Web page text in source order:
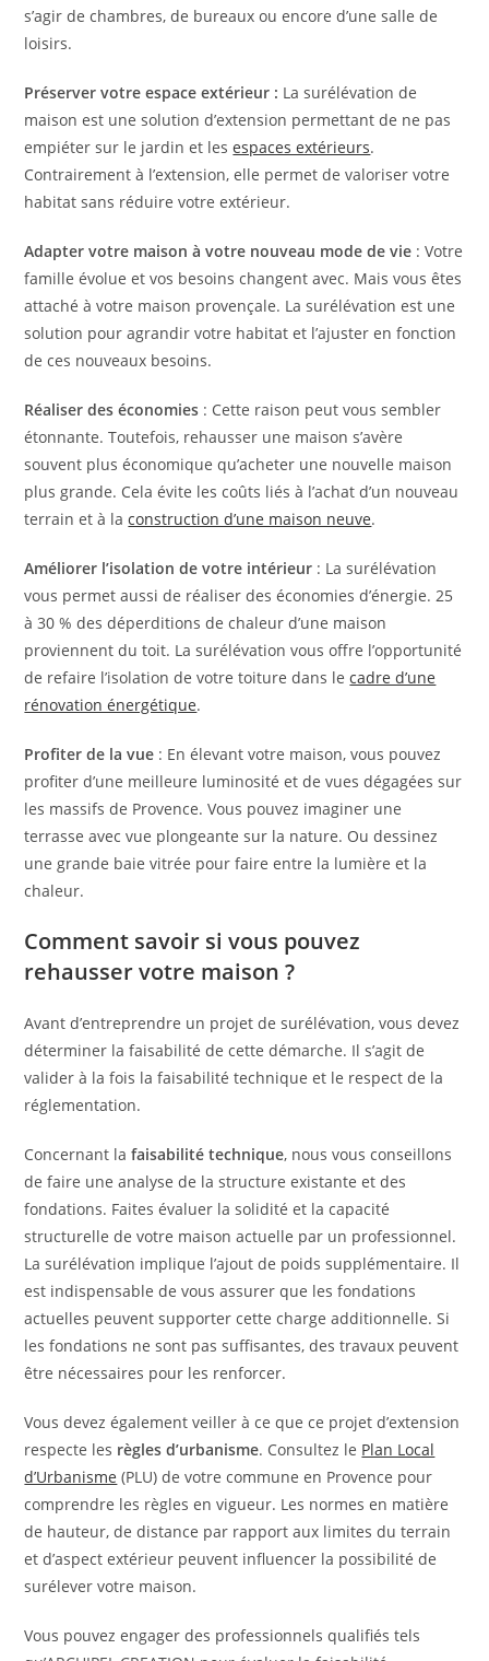
s’agir de chambres, de bureaux ou encore d’une salle de
loisirs.
Préserver votre espace extérieur : La surélévation de
maison est une solution d’extension permettant de ne pas
empiéter sur le jardin et lesespaces extérieurs.
Contrairement à l’extension, elle permet de valoriser votre
habitat sans réduire votre extérieur.
Adapter votre maison à votre nouveau mode de vie : Votre
famille évolue et vos besoins changent avec. Mais vous êtes
attaché à votre maison provençale. La surélévation est une
solution pour agrandir votre habitat et l’ajuster en fonction
de ces nouveaux besoins.
Réaliser des économies : Cette raison peut vous sembler
étonnante. Toutefois, rehausser une maison s’avère
souvent plus économique qu’acheter une nouvelle maison
plus grande. Cela évite les coûts liés à l’achat d’un nouveau
terrain et à laconstruction d’une maison neuve.
Améliorer l’isolation de votre intérieur : La surélévation
vous permet aussi de réaliser des économies d’énergie. 25
à 30 % des déperditions de chaleur d’une maison
proviennent du toit. La surélévation vous offre l’opportunité
de refaire l’isolation de votre toiture dans lecadre d’une
rénovation énergétique.
Profiter de la vue : En élevant votre maison, vous pouvez
profiter d’une meilleure luminosité et de vues dégagées sur
les massifs de Provence. Vous pouvez imaginer une
terrasse avec vue plongeante sur la nature. Ou dessinez
une grande baie vitrée pour faire entre la lumière et la
chaleur.
Comment savoir si vous pouvez
rehausser votre maison ?
Avant d’entreprendre un projet de surélévation, vous devez
déterminer la faisabilité de cette démarche. Il s’agit de
valider à la fois la faisabilité technique et le respect de la
réglementation.
Concernant lafaisabilité technique, nous vous conseillons
de faire une analyse de la structure existante et des
fondations. Faites évaluer la solidité et la capacité
structurelle de votre maison actuelle par un professionnel.
La surélévation implique l’ajout de poids supplémentaire. Il
est indispensable de vous assurer que les fondations
actuelles peuvent supporter cette charge additionnelle. Si
les fondations ne sont pas suffisantes, des travaux peuvent
être nécessaires pour les renforcer.
Vous devez également veiller à ce que ce projet d’extension
respecte les règles d’urbanisme. Consultez le Plan Local
d’Urbanisme (PLU) de votre commune en Provence pour
comprendre les règles en vigueur. Les normes en matière
de hauteur, de distance par rapport aux limites du terrain
et d’aspect extérieur peuvent influencer la possibilité de
surélever votre maison.
Vous pouvez engager des professionnels qualifiés tels